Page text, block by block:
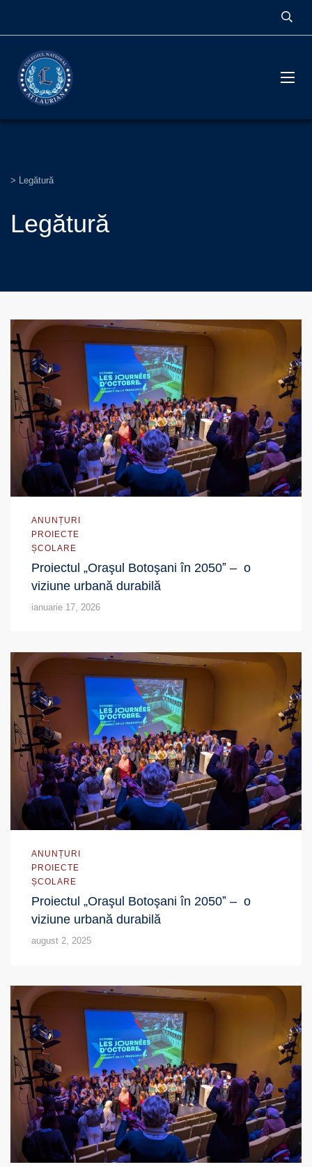
> Legătură
Legătură
ANUNȚURI
PROIECTE
ȘCOLARE
Proiectul „Oraşul Botoşani în 2050ˮ – o
viziune urbană durabilă
ianuarie 17, 2026
ANUNȚURI
PROIECTE
ȘCOLARE
Proiectul „Oraşul Botoşani în 2050ˮ – o
viziune urbană durabilă
august 2, 2025